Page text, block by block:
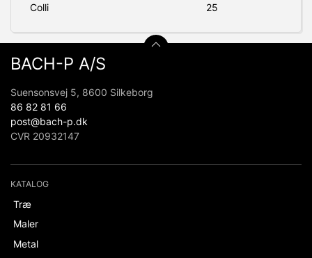
Colli 25
BACH-P A/S
Suensonsvej 5, 8600 Silkeborg
86 82 81 66
post@bach-p.dk
CVR 20932147
KATALOG
Træ
Maler
Metal